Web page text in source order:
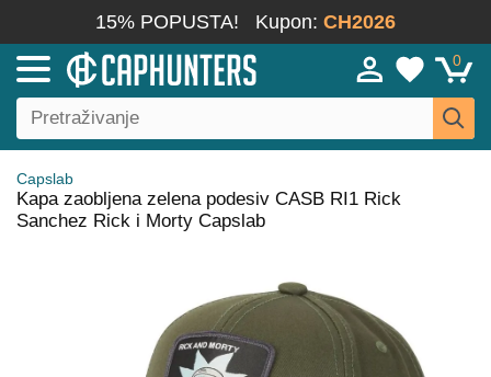
15% POPUSTA! Kupon: CH2026
0
Capslab
Kapa zaobljena zelena podesiv CASB RI1 Rick
Sanchez Rick i Morty Capslab